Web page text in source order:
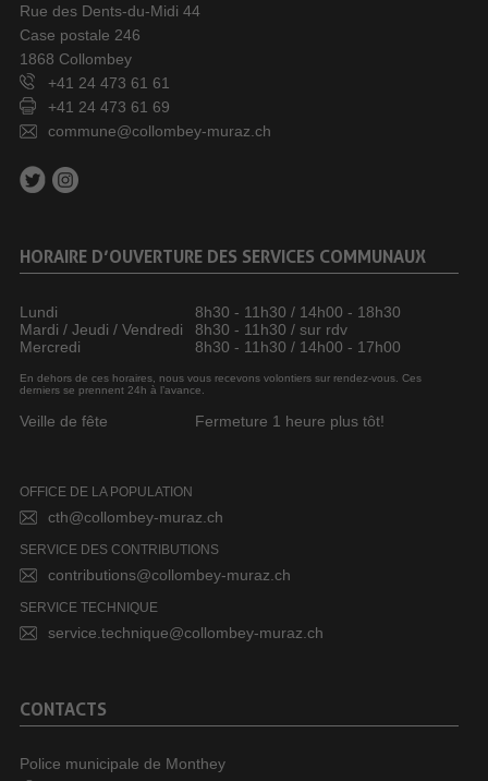
Rue des Dents-du-Midi 44
Case postale 246
1868 Collombey
+41 24 473 61 61
+41 24 473 61 69
commune@collombey-muraz.ch
HORAIRE D’OUVERTURE DES SERVICES COMMUNAUX
Lundi
8h30 - 11h30 / 14h00 - 18h30
Mardi / Jeudi / Vendredi
8h30 - 11h30 / sur rdv
Mercredi
8h30 - 11h30 / 14h00 - 17h00
En dehors de ces horaires, nous vous recevons volontiers sur rendez-vous. Ces
derniers se prennent 24h à l’avance.
Veille de fête Fermeture 1 heure plus tôt!
OFFICE DE LA POPULATION
cth@collombey-muraz.ch
SERVICE DES CONTRIBUTIONS
contributions@collombey-muraz.ch
SERVICE TECHNIQUE
service.technique@collombey-muraz.ch
CONTACTS
Police municipale de Monthey